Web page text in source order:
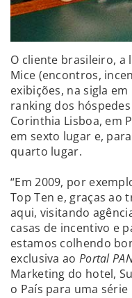
O cliente brasileiro, a
Mice (encontros,
exibições, na sigla
ranking dos
Corinthia Lisboa, em
em sexto lugar e,
quarto lugar.
“Em 2009, por
Top Ten e, graças
aqui, visitando
casas de incentivo e
estamos colhendo
exclusiva ao Portal
Marketing do hotel,
o País para uma